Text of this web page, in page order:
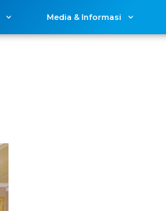
Media & Informasi